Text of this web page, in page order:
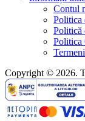
Contul
Politica
Politică
Politica
Copyright © 2026.